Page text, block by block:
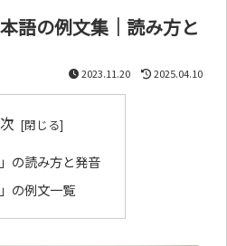
語の例文集｜読み方と
2023.11.20 2025.04.10
」の読み方と発音
」の例文一覧